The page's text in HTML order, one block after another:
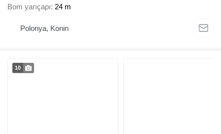
Bom yarıçapı 24 m
Polonya, Konin
10